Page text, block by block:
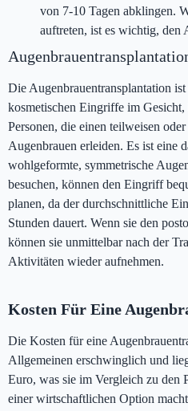
von 7-10 Tagen abklingen.
auftreten, ist es wichtig, den
Die Augenbrauentransplantation
kosmetischen Eingriffe im
Personen, die einen teilweisen
Augenbrauen erleiden. Es ist eine
wohlgeformte, symmetrische
besuchen, können den Eingriff
planen, da der durchschnittliche
Stunden dauert. Wenn sie den
können sie unmittelbar nach der
Aktivitäten wieder aufnehmen.
Kosten Für Eine
Die Kosten für eine
Allgemeinen erschwinglich und
Euro, was sie im Vergleich zu den
einer wirtschaftlichen Option